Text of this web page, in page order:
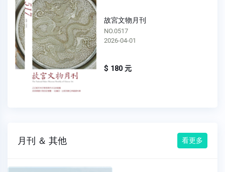
故宮文物月刊
2026-03-01
月刊 ＆ 其他 看更多